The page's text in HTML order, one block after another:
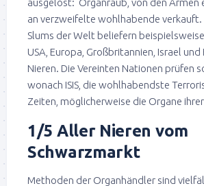
an verzweifelte wohlhabende verkauft.
Slums der Welt beliefern
USA, Europa, Großbritannien, Israel
Nieren. Die Vereinten Nationen prüfen
wonach ISIS, die wohlhabendste
Zeiten, möglicherweise die Organe
1/5 Aller Nieren vom
Schwarzmarkt
Methoden der Organhändler sind